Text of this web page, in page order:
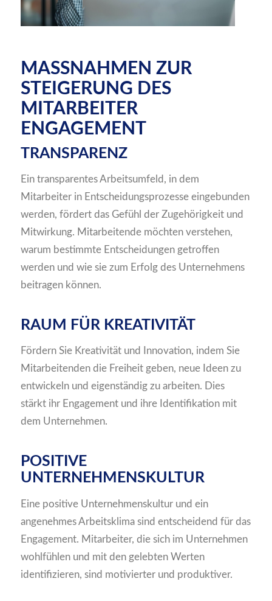
MASSNAHMEN ZUR S
TEIGERUNG DES M
ITARBEITER E
NGAGEMENT
TRANSPARENZ
Ein transparentes Arbeitsumfeld, in dem
Mitarbeiter in Entscheidungsprozesse eingebunden
werden, fördert das Gefühl der Zugehörigkeit und
Mitwirkung. Mitarbeitende möchten verstehen,
warum bestimmte Entscheidungen getroffen
werden und wie sie zum Erfolg des Unternehmens
beitragen können.
RAUM FÜR KREATIVITÄT
Fördern Sie Kreativität und Innovation, indem Sie
Mitarbeitenden die Freiheit geben, neue Ideen zu
entwickeln und eigenständig zu arbeiten. Dies
stärkt ihr Engagement und ihre Identifikation mit
dem Unternehmen.
POSITIVE
UNTERNEHMENSKULTUR
Eine positive Unternehmenskultur und ein
angenehmes Arbeitsklima sind entscheidend für das
Engagement. Mitarbeiter, die sich im Unternehmen
wohlfühlen und mit den gelebten Werten
identifizieren, sind motivierter und produktiver.